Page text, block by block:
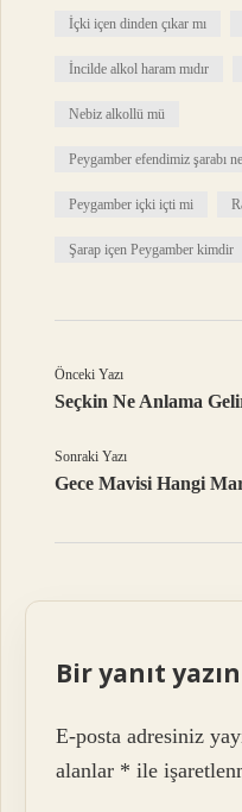
İçki içen dinden çıkar mı
İncilde alkol haram mıdır
Nebiz alkollü mü
Peygamber efendimiz şarabı
Peygamber içki içti mi
Şarap içen Peygamber kimdir
Önceki Yazı
Seçkin Ne Anlama
Sonraki Yazı
Gece Mavisi Hangi
Bir yanıt yazın
E-posta adresiniz
alanlar * ile